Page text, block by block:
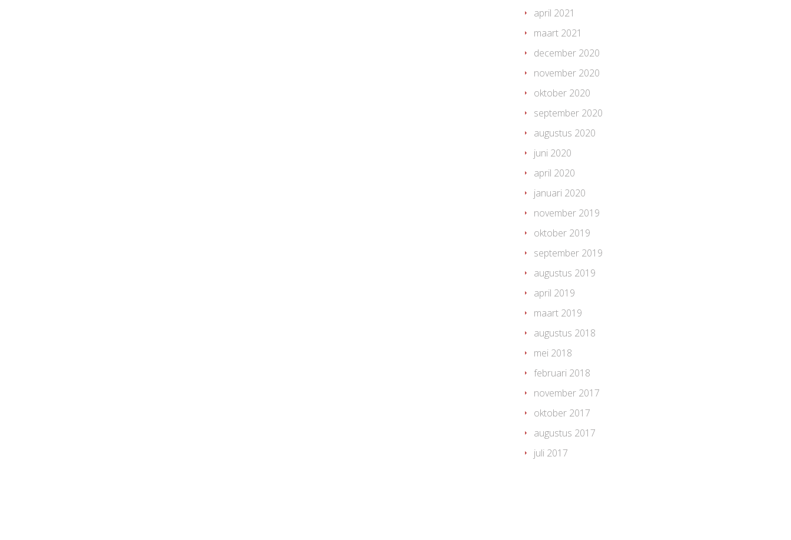
april 2021
maart 2021
december 2020
november 2020
oktober 2020
september 2020
augustus 2020
juni 2020
april 2020
januari 2020
november 2019
oktober 2019
september 2019
augustus 2019
april 2019
maart 2019
augustus 2018
mei 2018
februari 2018
november 2017
oktober 2017
augustus 2017
juli 2017